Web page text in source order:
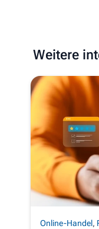
Weitere
Online-Handel,